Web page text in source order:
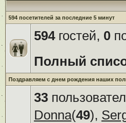
594 посетителей за последние 5 минут
594гостей, 0
Полный
Поздравляем с днем рождения наших
33
Donna(49),